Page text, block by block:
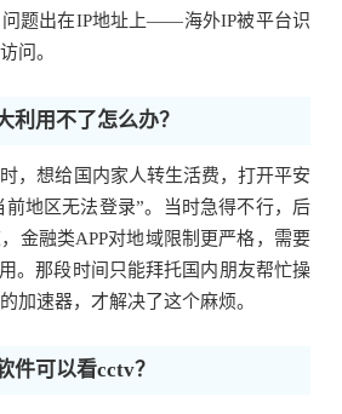
问题出在IP地址上——海外IP被平台识
问。
利用不了怎么办？
，想给国内家人转生活费，打开平安
前地区无法登录”。当时急得不行，后
金融类APP对地域限制更严格，需要
。那段时间只能拜托国内朋友帮忙操
加速器，才解决了这个麻烦。
件可以看cctv？